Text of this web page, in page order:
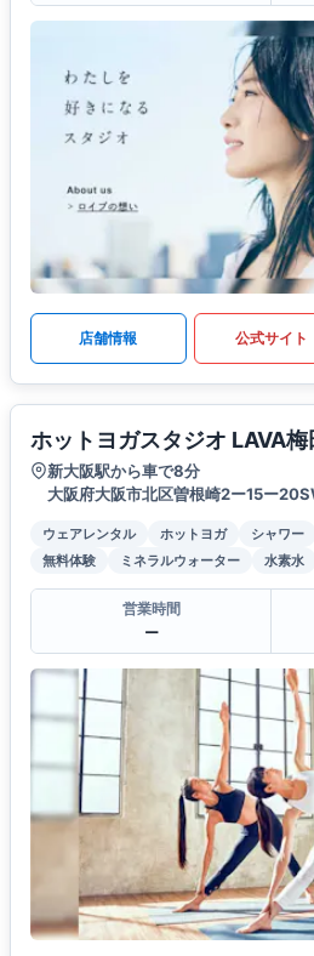
店舗情報 公式サイト
ホットヨガスタジオ LAVA梅
新大阪駅から車で8分
大阪府大阪市北区曽根崎2ー15ー
ウェアレンタル ホットヨガ シャワー
無料体験
ミネラルウォーター 水素水
営業時間
ー